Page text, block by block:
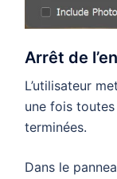
Arrêt de
L’utilisateur
une fois
terminées.
Dans le